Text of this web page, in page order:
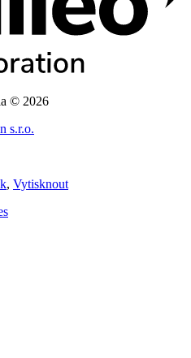
© 2026
s.r.o.
, Vytisknout